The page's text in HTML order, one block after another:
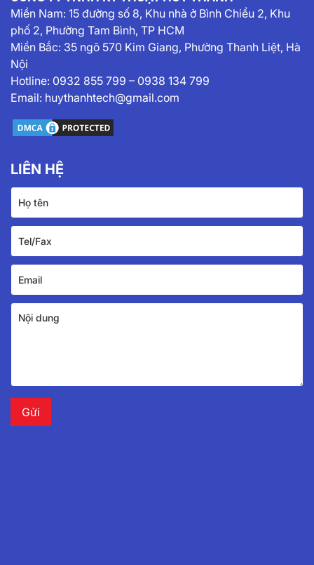
Miền Nam: 15 đường số 8, Khu nhà ở Bình Chiểu 2, Khu
phố 2, Phường Tam Bình, TP HCM
Miền Bắc: 35 ngõ 570 Kim Giang, Phường Thanh Liệt, Hà
Nội
Hotline: 0932 855 799 – 0938 134 799
Email: huythanhtech@gmail.com
LIÊN HỆ